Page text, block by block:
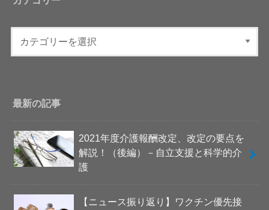
最新の記事
2021年度介護報酬改定、改定の要点を
解説！（後編）－自立支援と科学的介
護
【ニュース振り返り】ワクチン優先接